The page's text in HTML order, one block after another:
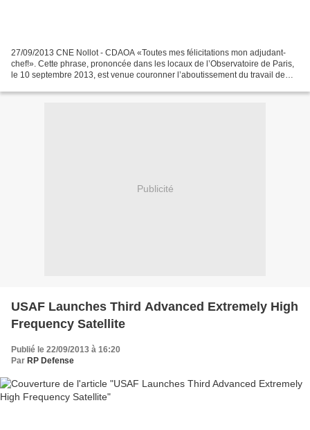
27/09/2013 CNE Nollot - CDAOA «Toutes mes félicitations mon adjudant-
chef!». Cette phrase, prononcée dans les locaux de l’Observatoire de Paris,
le 10 septembre 2013, est venue couronner l’aboutissement du travail de
Publicité
USAF Launches Third Advanced Extremely High
Frequency Satellite
Publié le 22/09/2013 à 16:20
Par RP Defense